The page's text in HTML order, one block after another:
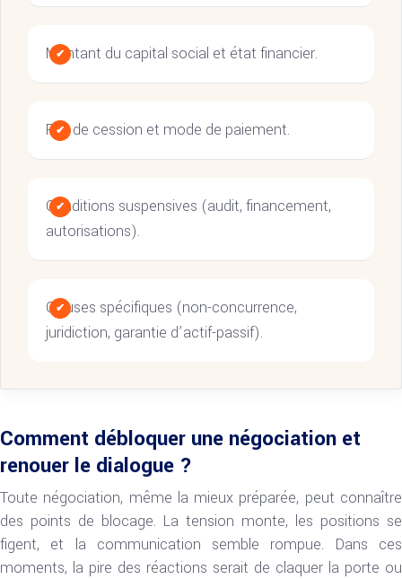
Montant du capital social et état financier.
Prix de cession et mode de paiement.
Conditions suspensives (audit, financement,
autorisations).
Clauses spécifiques (non-concurrence,
juridiction, garantie d’actif-passif).
Comment débloquer une négociation et
renouer le dialogue ?
Toute négociation, même la mieux préparée, peut connaître
des points de blocage. La tension monte, les positions se
figent, et la communication semble rompue. Dans ces
moments, la pire des réactions serait de claquer la porte ou